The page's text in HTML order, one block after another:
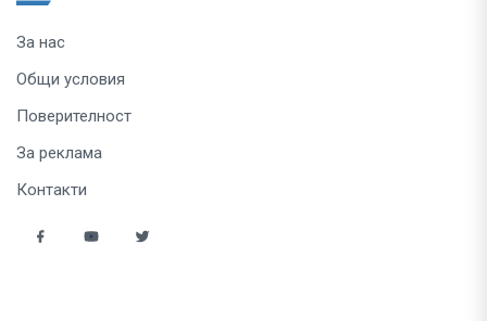
За нас
Общи условия
Поверителност
За реклама
Контакти